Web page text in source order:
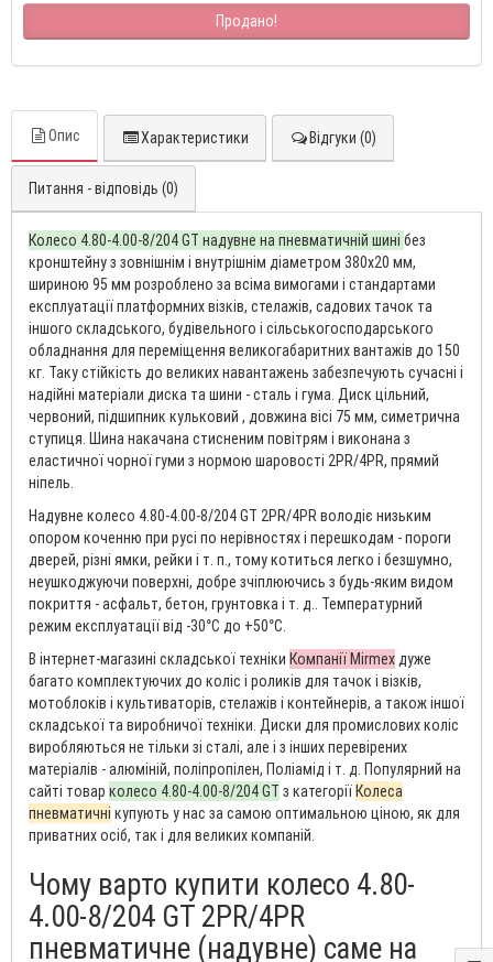
Продано!
Опис Характеристики Відгуки (0)
Питання - відповідь (0)
Колесо 4.80-4.00-8/204 GT надувне на пневматичній шині без
кронштейну з зовнішнім і внутрішнім діаметром 380х20 мм,
шириною 95 мм розроблено за всіма вимогами і стандартами
експлуатації платформних візків, стелажів, садових тачок та
іншого складського, будівельного і сільськогосподарського
обладнання для переміщення великогабаритних вантажів до 150
кг. Таку стійкість до великих навантажень забезпечують сучасні і
надійні матеріали диска та шини - сталь і гума. Диск цільний,
червоний, підшипник кульковий , довжина вісі 75 мм, симетрична
ступиця. Шина накачана стисненим повітрям і виконана з
еластичної чорної гуми з нормою шаровості 2PR/4PR, прямий
ніпель.
Надувне колесо 4.80-4.00-8/204 GT 2PR/4PR володіє низьким
опором коченню при русі по нерівностях і перешкодам - пороги
дверей, різні ямки, рейки і т. п., тому котиться легко і безшумно,
неушкоджуючи поверхні, добре зчіплюючись з будь-яким видом
покриття - асфальт, бетон, грунтовка і т. д.. Температурний
режим експлуатації від -30°С до +50°С.
В інтернет-магазині складської техніки Компанії Mirmexдуже
багато комплектуючих до коліс і роликів для тачок і візків,
мотоблоків і культиваторів, стелажів і контейнерів, а також іншої
складської та виробничої техніки. Диски для промислових коліс
виробляються не тільки зі сталі, але і з інших перевірених
матеріалів - алюміній, поліпропілен, Поліамід і т. д. Популярний на
сайті товар колесо 4.80-4.00-8/204 GT з категоріїКолеса
пневматичні купують у нас за самою оптимальною ціною, як для
приватних осіб, так і для великих компаній.
Чому варто купити колесо 4.80-
4.00-8/204 GT 2PR/4PR
пневматичне (надувне) саме на